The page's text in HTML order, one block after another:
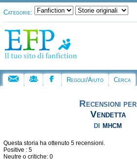
Categorie:
Regole/Aiuto Cerca
Recensioni per
Vendetta
dimhcm
Questa storia ha ottenuto 5 recensioni.
Positive : 5
Neutre o critiche: 0